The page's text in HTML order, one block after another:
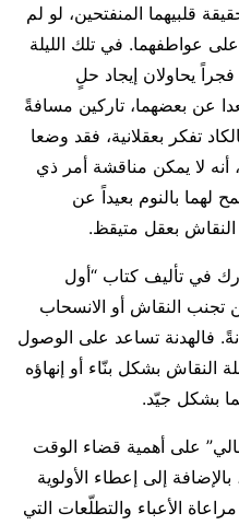
قلبيهما المنفتحين، لو لم
عواطفهما. في تلك الليلة
فجراً يحاولان إيجاد حلٍ
عن بعضهما، تاركين مسافةً
تفكر بعقلانية، فقد وضعا
أنه لا يمكن مناقشة أمر ذي
لهما بالنوم بعيداً عن
النقاش بعقل متيقظ.
في تأليف كتاب “أول
النقاش أو الانسحاب
فالهدنة تساعد على الوصول
النقاش بشكل بنّاء أو إنهاؤه
بشكل جيّد.
على أهمية قضاء الوقت
إلى إعطاء الأولوية
الأعباء والتطلّعات التي